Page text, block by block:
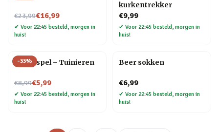
€23,99
Nu voor€16,99
✔ Voor 22:45 besteld, morgen in
huis!
kurkentrekker
€9,99
✔ Voor 22:45 besteld, morgen in
huis!
-33%
Trivia spel – Tuinieren
€8,99
Nu voor€5,99
✔ Voor 22:45 besteld, morgen in
huis!
Beer sokken
€6,99
✔ Voor 22:45 besteld, morgen in
huis!